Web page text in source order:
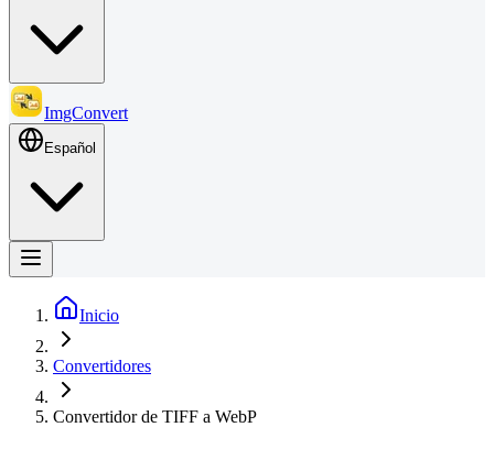
ImgConvert
Español
Inicio
Convertidores
Convertidor de TIFF a WebP